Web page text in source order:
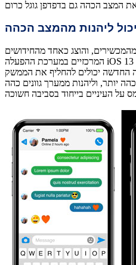
והוצג כאחד מהחידושים
המרכזיים במערכת ההפעלה iOS 13 של אפל. המשמעות היא
יכולים להחליף את הממשק
יותר, וליהנות ממערך גוונים כהה